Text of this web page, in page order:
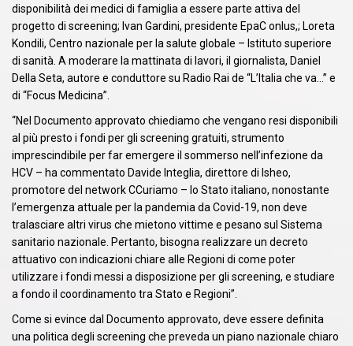
disponibilità dei medici di famiglia a essere parte attiva del
progetto di screening; Ivan Gardini, presidente EpaC onlus,; Loreta
Kondili, Centro nazionale per la salute globale – Istituto superiore
di sanità. A moderare la mattinata di lavori, il giornalista, Daniel
Della Seta, autore e conduttore su Radio Rai de “L’Italia che va…” e
di “Focus Medicina”.
“Nel Documento approvato chiediamo che vengano resi disponibili
al più presto i fondi per gli screening gratuiti, strumento
imprescindibile per far emergere il sommerso nell’infezione da
HCV – ha commentato Davide Integlia, direttore di Isheo,
promotore del network CCuriamo – lo Stato italiano, nonostante
l’emergenza attuale per la pandemia da Covid-19, non deve
tralasciare altri virus che mietono vittime e pesano sul Sistema
sanitario nazionale. Pertanto, bisogna realizzare un decreto
attuativo con indicazioni chiare alle Regioni di come poter
utilizzare i fondi messi a disposizione per gli screening, e studiare
a fondo il coordinamento tra Stato e Regioni”.
Come si evince dal Documento approvato, deve essere definita
una politica degli screening che preveda un piano nazionale chiaro